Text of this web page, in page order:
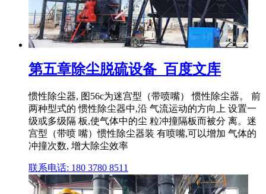
第五章除尘脱硫设备_百度文库
惯性除尘器, 图56c为迷宫型（带喷嘴） 惯性除尘器。 前
两种型式的 惯性除尘器中,沿 气流运动的方向上 设置一
级或多级隔 板,使气体中的尘 粒冲撞隔板而被分 离。迷
宫型（带喷 嘴）惯性除尘器装 有喷嘴,可以增加 气体的
冲撞次数, 增大除尘效率
联系电话: 180 3780 8511